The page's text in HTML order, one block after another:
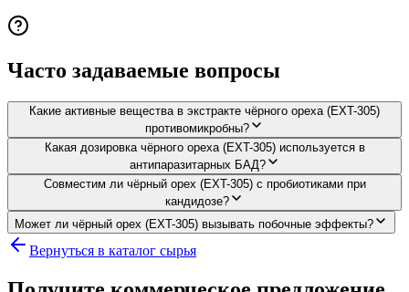
Часто задаваемые вопросы
Какие активные вещества в экстракте чёрного ореха (EXT-305)
противомикробны?
Какая дозировка чёрного ореха (EXT-305) используется в
антипаразитарных БАД?
Совместим ли чёрный орех (EXT-305) с пробиотиками при
кандидозе?
Может ли чёрный орех (EXT-305) вызывать побочные эффекты?
Вернуться в каталог сырья